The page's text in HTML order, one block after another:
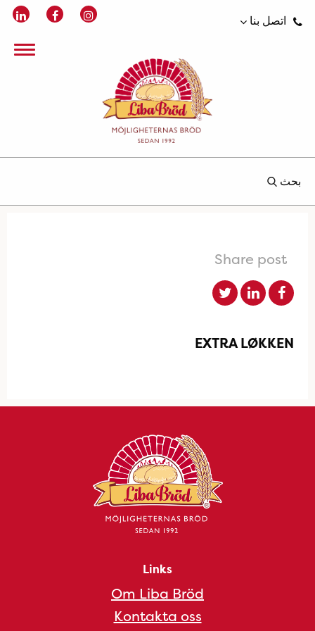
اتصل بنا
بحث
Share post
EXTRA LØKKEN
Links
Om Liba Bröd
Kontakta oss